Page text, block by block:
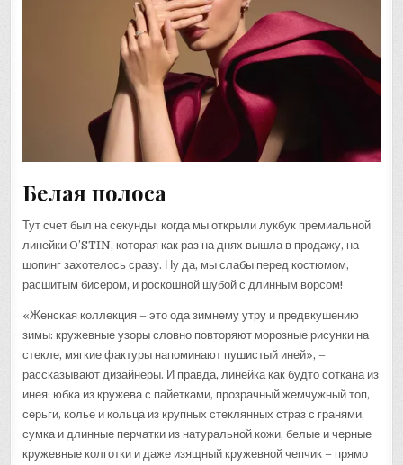
Белая полоса
Тут счет был на секунды: когда мы открыли лукбук премиальной
линейки O’STIN, которая как раз на днях вышла в продажу, на
шопинг захотелось сразу. Ну да, мы слабы перед костюмом,
расшитым бисером, и роскошной шубой с длинным ворсом!
«Женская коллекция – это ода зимнему утру и предвкушению
зимы: кружевные узоры словно повторяют морозные рисунки на
стекле, мягкие фактуры напоминают пушистый иней», –
рассказывают дизайнеры. И правда, линейка как будто соткана из
инея: юбка из кружева с пайетками, прозрачный жемчужный топ,
серьги, колье и кольца из крупных стеклянных страз с гранями,
сумка и длинные перчатки из натуральной кожи, белые и черные
кружевные колготки и даже изящный кружевной чепчик – прямо